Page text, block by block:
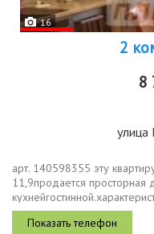
16
2
8
улица
арт. 140598355 эту
11,9продаeтся просторная
кв.м210 этаже панельного
кв.мсанузел...